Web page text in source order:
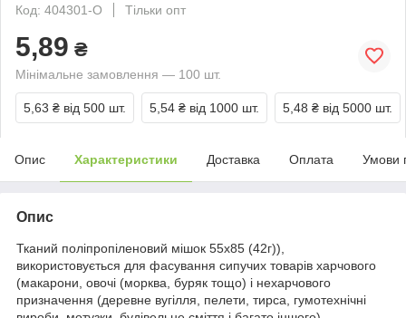
Код: 404301-O
Тільки опт
5,89 ₴
Мінімальне замовлення — 100 шт.
5,63 ₴ від 500 шт. 5,54 ₴ від 1000 шт. 5,48 ₴ від 5000 шт.
Опис Характеристики Доставка Оплата Умови
Опис
Тканий поліпропіленовий мішок 55x85 (42г)),
використовується для фасування сипучих товарів харчового
(макарони, овочі (морква, буряк тощо) і нехарчового
призначення (деревне вугілля, пелети, тирса, гумотехнічні